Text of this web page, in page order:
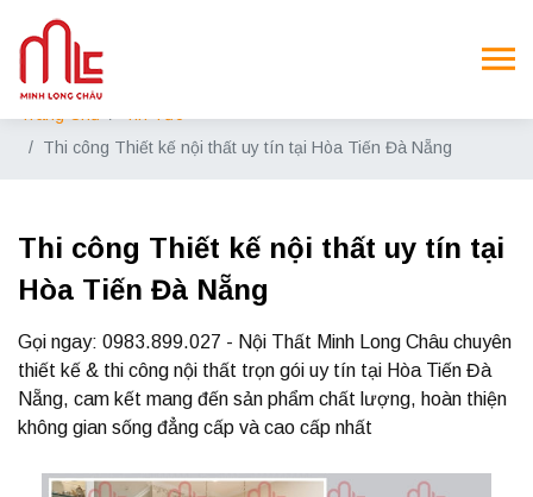
Trang Chủ
Tin Tức
Thi công Thiết kế nội thất uy tín tại Hòa Tiến Đà Nẵng
Thi công Thiết kế nội thất uy tín tại
Hòa Tiến Đà Nẵng
Gọi ngay: 0983.899.027 - Nội Thất Minh Long Châu chuyên
thiết kế & thi công nội thất trọn gói uy tín tại Hòa Tiến Đà
Nẵng, cam kết mang đến sản phẩm chất lượng, hoàn thiện
không gian sống đẳng cấp và cao cấp nhất